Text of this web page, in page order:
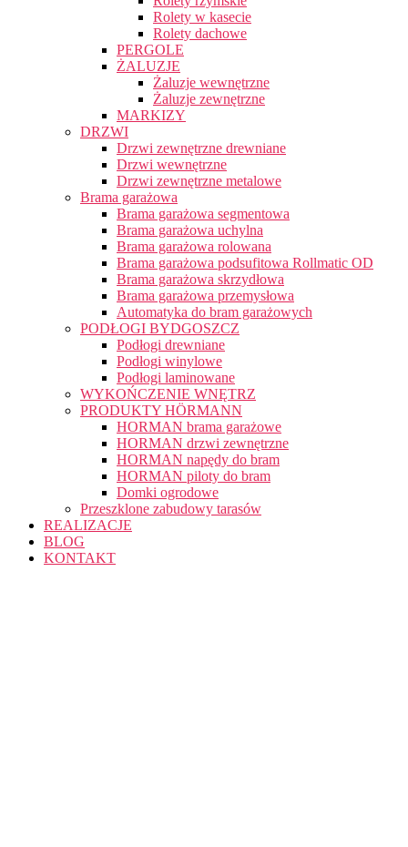
Rolety w kasecie
Rolety dachowe
PERGOLE
ŻALUZJE
Żaluzje wewnętrzne
Żaluzje zewnętrzne
MARKIZY
DRZWI
Drzwi zewnętrzne drewniane
Drzwi wewnętrzne
Drzwi zewnętrzne metalowe
Brama garażowa
Brama garażowa segmentowa
Brama garażowa uchylna
Brama garażowa rolowana
Brama garażowa podsufitowa Rollmatic OD
Brama garażowa skrzydłowa
Brama garażowa przemysłowa
Automatyka do bram garażowych
PODŁOGI BYDGOSZCZ
Podłogi drewniane
Podłogi winylowe
Podłogi laminowane
WYKOŃCZENIE WNĘTRZ
PRODUKTY HÖRMANN
HORMAN brama garażowe
HORMAN drzwi zewnętrzne
HORMAN napędy do bram
HORMAN piloty do bram
Domki ogrodowe
Przeszklone zabudowy tarasów
REALIZACJE
BLOG
KONTAKT